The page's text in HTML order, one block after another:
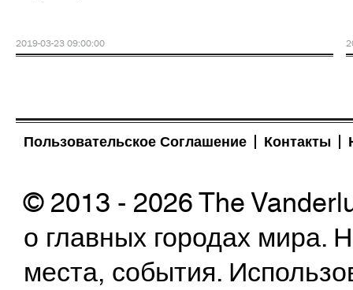
2019-03-23 09:00:00
Пользовательское Соглашение Контакты
© 2013 - 2026 The
о главных городах
места, события.